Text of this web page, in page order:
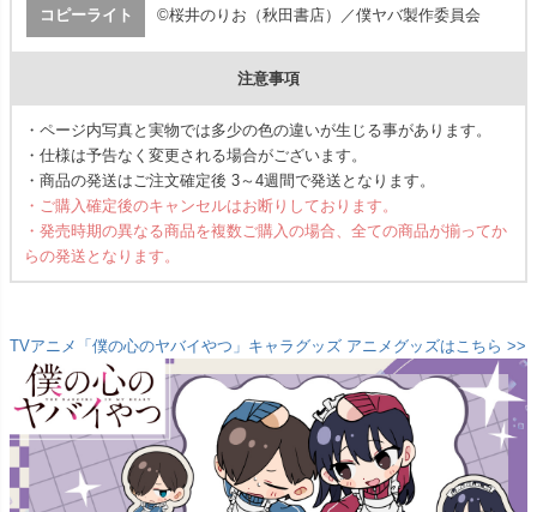
コピーライト ©桜井のりお（秋田書店）／僕ヤバ製作委員会
注意事項
・ページ内写真と実物では多少の色の違いが生じる事があります。
・仕様は予告なく変更される場合がございます。
・商品の発送はご注文確定後 3～4週間で発送となります。
・ご購入確定後のキャンセルはお断りしております。
・発売時期の異なる商品を複数ご購入の場合、全ての商品が揃ってか
らの発送となります。
TVアニメ「僕の心のヤバイやつ」キャラグッズ アニメグッズはこちら >>